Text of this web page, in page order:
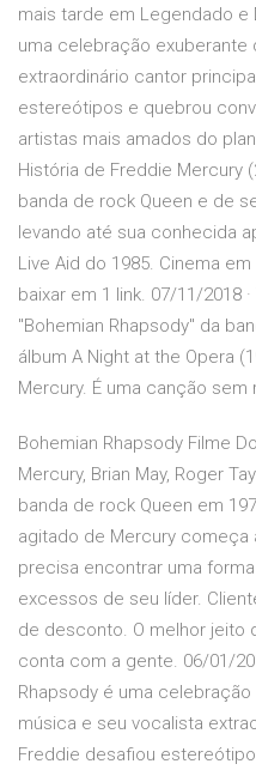
mais tarde em Legendado e
uma celebração exuberante
extraordinário cantor
estereótipos e quebrou
artistas mais amados do
História de Freddie Mercury
banda de rock Queen e de
levando até sua conhecida
Live Aid do 1985. Cinema
baixar em 1 link. 07/11/2018
"Bohemian Rhapsody" da
álbum A Night at the Opera
Mercury. É uma canção
Bohemian Rhapsody Filme
Mercury, Brian May, Roger
banda de rock Queen em
agitado de Mercury começa
precisa encontrar uma
excessos de seu líder.
de desconto. O melhor jeito
conta com a gente. 06/01/
Rhapsody é uma
música e seu vocalista
Freddie desafiou